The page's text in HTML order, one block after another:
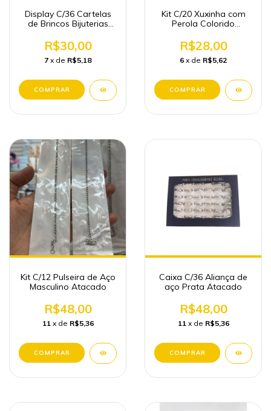
Display C/36 Cartelas
de Brincos Bijuterias
R$30,00
7 x de R$5,18
Kit C/20 Xuxinha com
Perola Colorido
R$28,00
6 x de R$5,62
Kit C/12 Pulseira de Aço
Masculino Atacado
R$48,00
11 x de R$5,36
Caixa C/36 Aliança de
aço Prata Atacado
R$48,00
11 x de R$5,36